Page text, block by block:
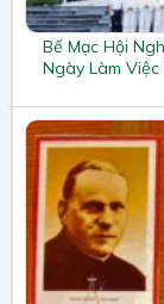
Bế Mạc Hội
Ngày Làm Việc